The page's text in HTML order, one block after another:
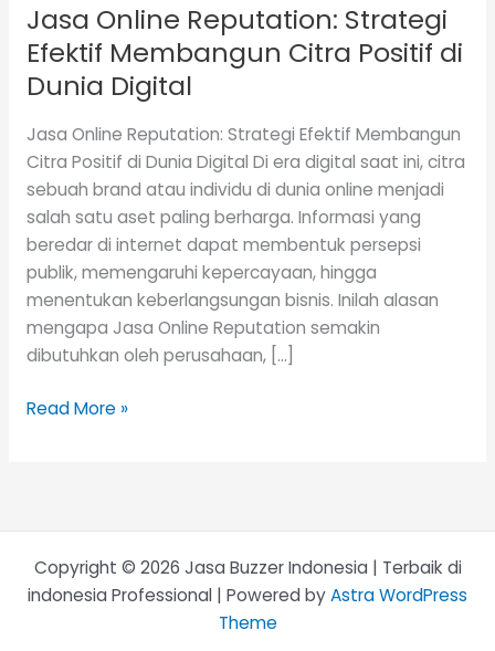
Jasa Online Reputation: Strategi
Efektif Membangun Citra Positif di
Dunia Digital
Jasa Online Reputation: Strategi Efektif Membangun
Citra Positif di Dunia Digital Di era digital saat ini, citra
sebuah brand atau individu di dunia online menjadi
salah satu aset paling berharga. Informasi yang
beredar di internet dapat membentuk persepsi
publik, memengaruhi kepercayaan, hingga
menentukan keberlangsungan bisnis. Inilah alasan
mengapa Jasa Online Reputation semakin
dibutuhkan oleh perusahaan, […]
Read More »
Copyright © 2026 Jasa Buzzer Indonesia | Terbaik di
indonesia Professional | Powered byAstra WordPress
Theme